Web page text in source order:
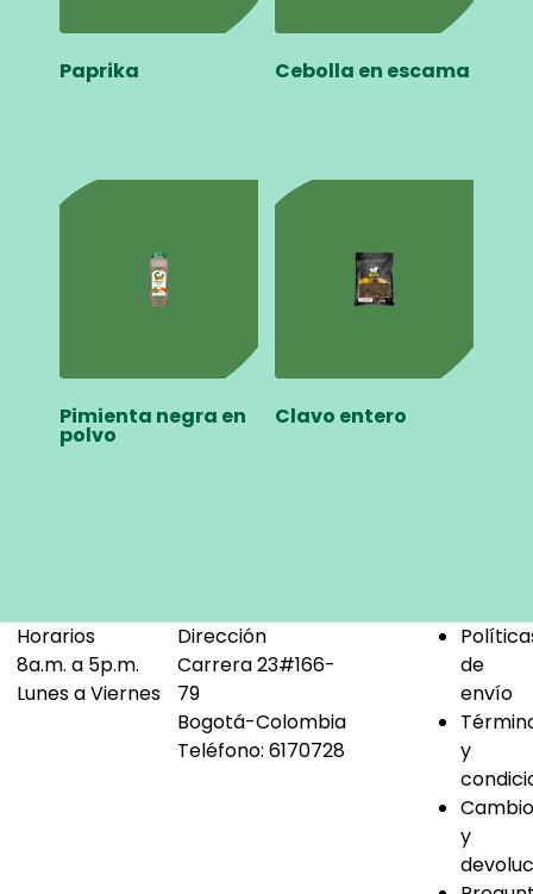
Paprika Cebolla en escama
Pimienta negra en
polvo
Clavo entero
Horarios
8a.m. a 5p.m.
Lunes a Viernes
Dirección
Carrera 23#166-
79
Bogotá-Colombia
Teléfono:6170728
de
envío
y
y